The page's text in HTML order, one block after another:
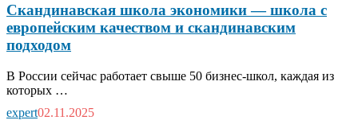
Скандинавская школа экономики — школа с
европейским качеством и скандинавским
подходом
В России сейчас работает свыше 50 бизнес-школ, каждая из
которых …
expert02.11.2025